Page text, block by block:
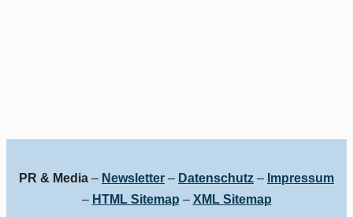
PR & Media – Newsletter – Datenschutz – Impressum
– HTML Sitemap – XML Sitemap